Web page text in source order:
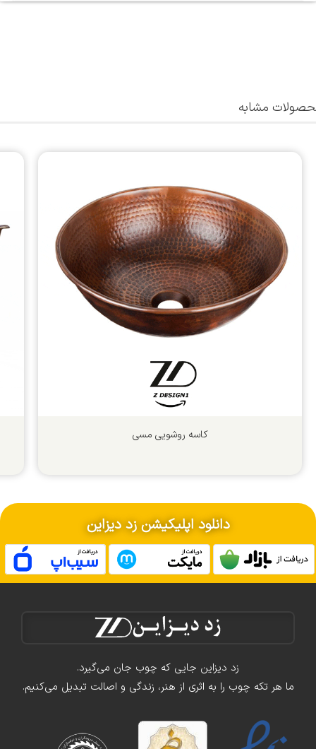
مشابه
کاسه روشویی مسی
دانلود اپلیکیشن زد دیزاین
زد دیزاین جایی که چوب جان می‌گیرد.
ما هر تکه چوب را به اثری از هنر، زندگی و اصالت تبدیل می‌کنیم.